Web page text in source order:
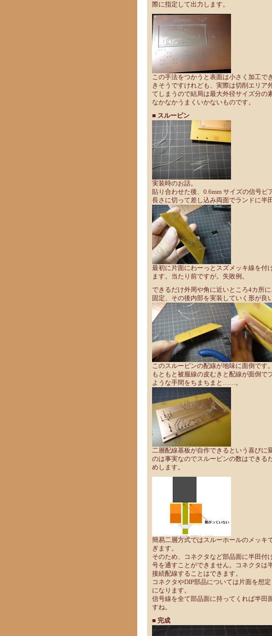
際に指定して出力します。
この手法をつかうと表面は小さく加工で
きそうですけれども、実際は切削エリア
てしまうので結局は最大外径サイズ分の
なかなかうまくいかないものです。
■ スルーピン
実装時のお話。
貼り合わせた後、0.6mm サイズの信号ビ
長さに切って差し込み両面でランドに半
最初に片面にわーっとスズメッキ線を付
ます。当たり前ですが。失敗例。
できるだけ外周や角に近いところ4カ所
固定、その後内部を実装していく形が良
このスルーピンの配線が地味に面倒です。
もともと被服線の皮むきと配線が面倒で
ような手間をちまちまと……。
二層配線基板が自作できるという喜びに
のは事実なのでスルーピンの数はできる
めします。
簡易二層方式ではスルーホールのメッキ
ぎます。
そのため、コネクタなど部品面に半田付
号を通すことができません。コネクタは
接続配線することはできます。
コネクタやDIP部品については片面を想
になります。
信号線を全て部品面に持ってくれば半田
すね。
■ 完成